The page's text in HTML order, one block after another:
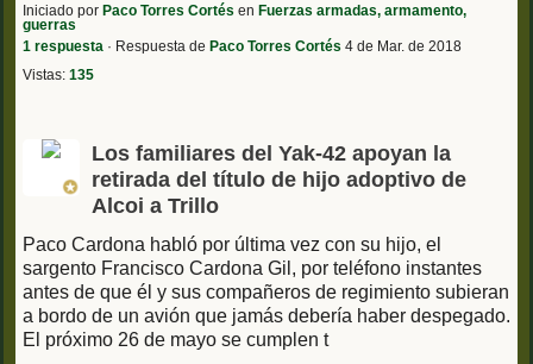
Iniciado por Paco Torres Cortés en Fuerzas armadas, armamento,
guerras
1 respuesta · Respuesta de Paco Torres Cortés 4 de Mar. de 2018
Vistas: 135
Los familiares del Yak-42 apoyan la
retirada del título de hijo adoptivo de
Alcoi a Trillo
Paco Cardona habló por última vez con su hijo, el
sargento Francisco Cardona Gil, por teléfono instantes
antes de que él y sus compañeros de regimiento subieran
a bordo de un avión que jamás debería haber despegado.
El próximo 26 de mayo se cumplen t